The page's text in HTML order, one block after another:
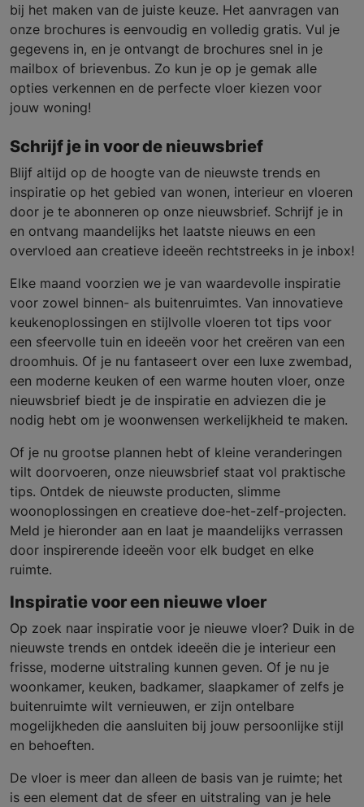
bij het maken van de juiste keuze. Het aanvragen van
onze brochures is eenvoudig en volledig gratis. Vul je
gegevens in, en je ontvangt de brochures snel in je
mailbox of brievenbus. Zo kun je op je gemak alle
opties verkennen en de perfecte vloer kiezen voor
jouw woning!
Schrijf je in voor de nieuwsbrief
Blijf altijd op de hoogte van de nieuwste trends en
inspiratie op het gebied van wonen, interieur en vloeren
door je te abonneren op onze nieuwsbrief. Schrijf je in
en ontvang maandelijks het laatste nieuws en een
overvloed aan creatieve ideeën rechtstreeks in je inbox!
Elke maand voorzien we je van waardevolle inspiratie
voor zowel binnen- als buitenruimtes. Van innovatieve
keukenoplossingen en stijlvolle vloeren tot tips voor
een sfeervolle tuin en ideeën voor het creëren van een
droomhuis. Of je nu fantaseert over een luxe zwembad,
een moderne keuken of een warme houten vloer, onze
nieuwsbrief biedt je de inspiratie en adviezen die je
nodig hebt om je woonwensen werkelijkheid te maken.
Of je nu grootse plannen hebt of kleine veranderingen
wilt doorvoeren, onze nieuwsbrief staat vol praktische
tips. Ontdek de nieuwste producten, slimme
woonoplossingen en creatieve doe-het-zelf-projecten.
Meld je hieronder aan en laat je maandelijks verrassen
door inspirerende ideeën voor elk budget en elke
ruimte.
Inspiratie voor een nieuwe vloer
Op zoek naar inspiratie voor je nieuwe vloer? Duik in de
nieuwste trends en ontdek ideeën die je interieur een
frisse, moderne uitstraling kunnen geven. Of je nu je
woonkamer, keuken, badkamer, slaapkamer of zelfs je
buitenruimte wilt vernieuwen, er zijn ontelbare
mogelijkheden die aansluiten bij jouw persoonlijke stijl
en behoeften.
De vloer is meer dan alleen de basis van je ruimte; het
is een element dat de sfeer en uitstraling van je hele